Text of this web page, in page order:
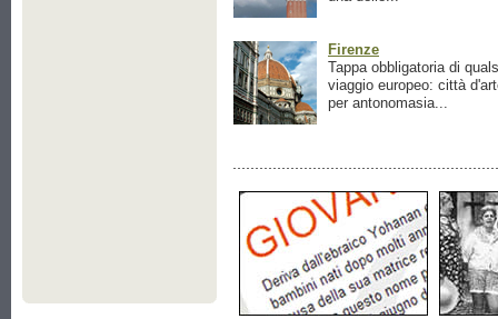
Firenze
Tappa obbligatoria di
viaggio europeo: città
per antonomasia...